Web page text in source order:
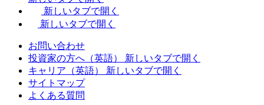
新しいタブで開く
新しいタブで開く
お問い合わせ
投資家の方へ（英語）
新しいタブで開く
キャリア（英語）
新しいタブで開く
サイトマップ
よくある質問